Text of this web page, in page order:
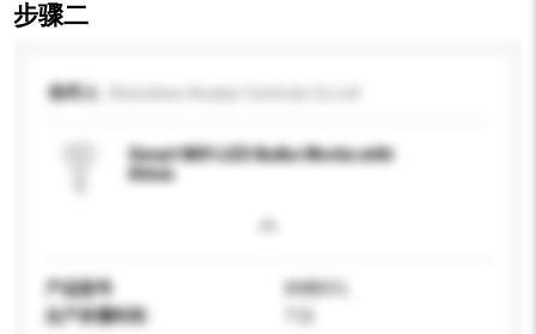
步骤二
收件人
Smart WiFi LED Bulbs Works with
Alexa
产品型号
AWB01L
生产所需时间